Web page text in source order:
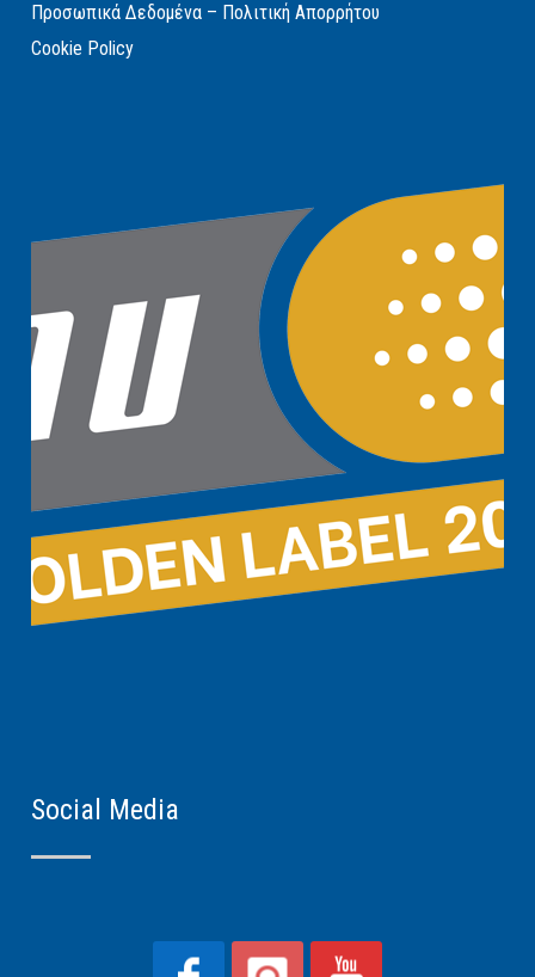
Προσωπικά Δεδομένα – Πολιτική Απορρήτου
Cookie Policy
Social Media